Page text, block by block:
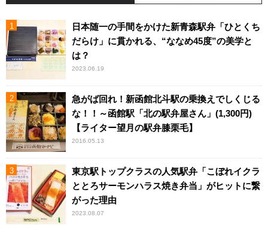
日本随一の手間をかけた新青森駅弁「ひとくち
だらけ」に貫かれる、“ななめ45度”の美学と
は？
2023.06.19
急がば回れ！新函館北斗駅の乗換えでしくじる
な！！～函館駅「北の駅弁屋さん」(1,300円)
【ライター望月の駅弁膝栗毛】
2016.05.13
東京駅トップクラスの人気駅弁「こぼれイクラ
ととろサーモンハラス焼き弁当」がヒットに繋
がった理由
2023.08.07